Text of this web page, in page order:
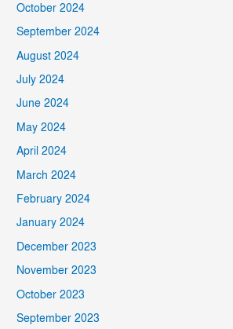
October 2024
September 2024
August 2024
July 2024
June 2024
May 2024
April 2024
March 2024
February 2024
January 2024
December 2023
November 2023
October 2023
September 2023